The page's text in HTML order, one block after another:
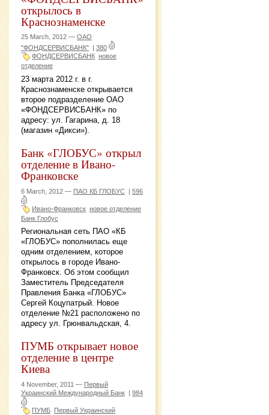
открылось в
Краснознаменске
25 March, 2012 — ОАО
"ФОНДСЕРВИСБАНК"
380
ФОНДСЕРВИСБАНК новое
отделение
23 марта 2012 г. в г.
Краснознаменске открывается
второе подразделение ОАО
«ФОНДСЕРВИСБАНК» по
адресу: ул. Гагарина, д. 18
(магазин «Дикси»).
Банк «ГЛОБУС» открыл
отделение в Ивано-
Франковске
6 March, 2012 — ПАО КБ ГЛОБУС | 596
Ивано-Франковск новое отделение
Банк Глобус
Региональная сеть ПАО «КБ
«ГЛОБУС» пополнилась еще
одним отделением, которое
открылось в городе Ивано-
Франковск. Об этом сообщил
Заместитель Председателя
Правления Банка «ГЛОБУС»
Сергей Коцупатрый. Новое
отделение №21 расположено по
адресу ул. Грюнвальдская, 4.
ПУМБ открывает новое
отделение в центре
Киева
4 November, 2011 — Первый
Украинский Международный Банк | 984
ПУМБ Первый Украинский